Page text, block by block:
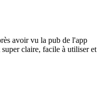
avoir vu la pub de l'app
claire, facile à utiliser et